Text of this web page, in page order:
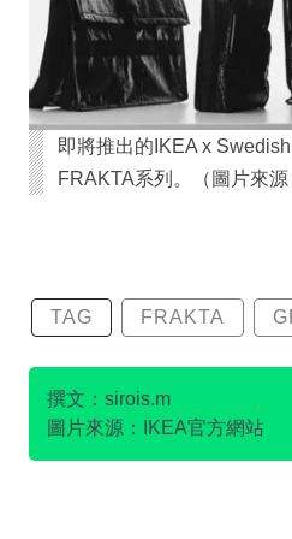
即將推出的IKEA x
FRAKTA系列。（圖片來源
TAG FRAKTA
IKEA
環保袋
撰文：sirois.m
圖片來源：IKEA官方網站